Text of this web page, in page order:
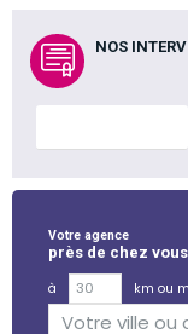
NOS
Votre agence
près de chez vous
à
km ou